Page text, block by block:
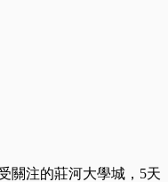
關注的莊河大學城，5天